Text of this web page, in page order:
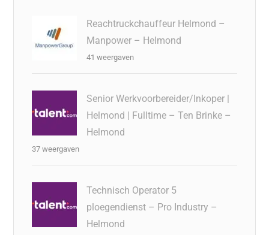
Reachtruckchauffeur Helmond –
Manpower – Helmond
41 weergaven
Senior Werkvoorbereider/Inkoper |
Helmond | Fulltime – Ten Brinke –
Helmond
37 weergaven
Technisch Operator 5
ploegendienst – Pro Industry –
Helmond